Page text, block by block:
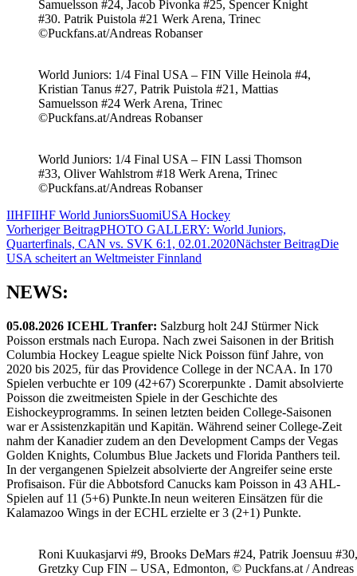
Samuelsson #24, Jacob Pivonka #25, Spencer Knight
#30. Patrik Puistola #21 Werk Arena, Trinec
©Puckfans.at/Andreas Robanser
World Juniors: 1/4 Final USA – FIN Ville Heinola #4,
Kristian Tanus #27, Patrik Puistola #21, Mattias
Samuelsson #24 Werk Arena, Trinec
©Puckfans.at/Andreas Robanser
World Juniors: 1/4 Final USA – FIN Lassi Thomson
#33, Oliver Wahlstrom #18 Werk Arena, Trinec
©Puckfans.at/Andreas Robanser
IIHFIIHF World JuniorsSuomiUSA Hockey
Beitragsnavigation
Vorheriger BeitragPHOTO GALLERY: World Juniors,
Quarterfinals, CAN vs. SVK 6:1, 02.01.2020Nächster BeitragDie
USA scheitert an Weltmeister Finnland
NEWS:
05.08.2026 ICEHL Tranfer: Salzburg holt 24J Stürmer Nick
Poisson erstmals nach Europa. Nach zwei Saisonen in der British
Columbia Hockey League spielte Nick Poisson fünf Jahre, von
2020 bis 2025, für das Providence College in der NCAA. In 170
Spielen verbuchte er 109 (42+67) Scorerpunkte . Damit absolvierte
Poisson die zweitmeisten Spiele in der Geschichte des
Eishockeyprogramms. In seinen letzten beiden College-Saisonen
war er Assistenzkapitän und Kapitän. Während seiner College-Zeit
nahm der Kanadier zudem an den Development Camps der Vegas
Golden Knights, Columbus Blue Jackets und Florida Panthers teil.
In der vergangenen Spielzeit absolvierte der Angreifer seine erste
Profisaison. Für die Abbotsford Canucks kam Poisson in 43 AHL-
Spielen auf 11 (5+6) Punkte.In neun weiteren Einsätzen für die
Kalamazoo Wings in der ECHL erzielte er 3 (2+1) Punkte.
Roni Kuukasjarvi #9, Brooks DeMars #24, Patrik Joensuu
Gretzky Cup FIN – USA, Edmonton, © Puckfans.at / Andreas